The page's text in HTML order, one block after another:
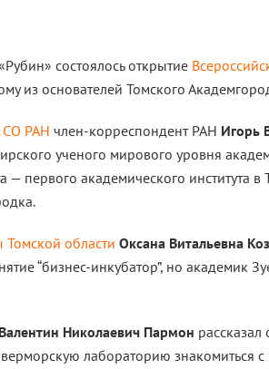
состоялось открытие
из основателей Томского
РАН член-корреспондент РАН Игорь
ученого мирового уровня
— первого академического института
области Оксана Витальевна
“бизнес-инкубатор”, но академик
Валентин Николаевич Пармон
лабораторию знакомиться с